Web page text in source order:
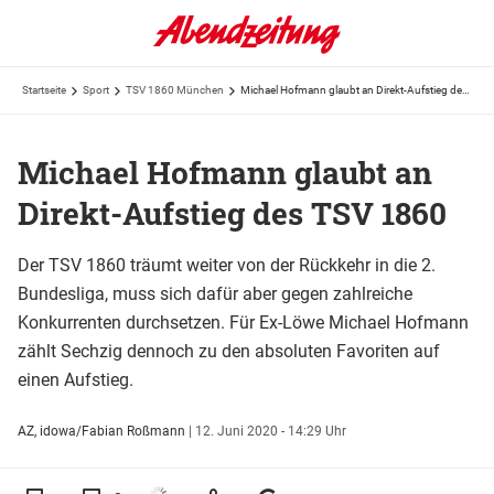
Startseite Sport TSV 1860 München
Michael Hofmann glaubt an
Direkt-Aufstieg des TSV 1860
Der TSV 1860 träumt weiter von der Rückkehr in die 2.
Bundesliga, muss sich dafür aber gegen zahlreiche
Konkurrenten durchsetzen. Für Ex-Löwe Michael Hofmann
zählt Sechzig dennoch zu den absoluten Favoriten auf
einen Aufstieg.
AZ, idowa/Fabian Roßmann | 12. Juni 2020 - 14:29 Uhr